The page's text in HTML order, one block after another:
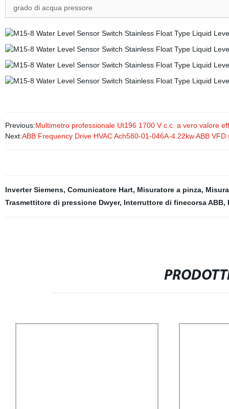
grado di acqua pressore
Previous:Multimetro professionale Ut196 1700 V c.c. a vero valore
Next:ABB Frequency Drive HVAC Ach580-01-046A-4 22kw ABB
Inverter Siemens, Comunicatore Hart, Misuratore a pinza,
Trasmettitore di pressione Dwyer, Interruttore di finecorsa ABB,